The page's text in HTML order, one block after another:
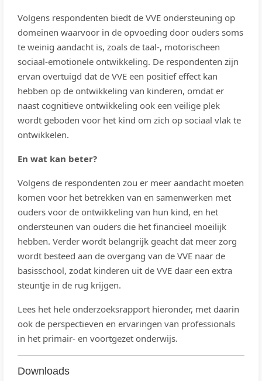
Volgens respondenten biedt de VVE ondersteuning op
domeinen waarvoor in de opvoeding door ouders soms
te weinig aandacht is, zoals de taal-, motorischeen
sociaal-emotionele ontwikkeling. De respondenten zijn
ervan overtuigd dat de VVE een positief effect kan
hebben op de ontwikkeling van kinderen, omdat er
naast cognitieve ontwikkeling ook een veilige plek
wordt geboden voor het kind om zich op sociaal vlak te
ontwikkelen.
En wat kan beter?
Volgens de respondenten zou er meer aandacht moeten
komen voor het betrekken van en samenwerken met
ouders voor de ontwikkeling van hun kind, en het
ondersteunen van ouders die het financieel moeilijk
hebben. Verder wordt belangrijk geacht dat meer zorg
wordt besteed aan de overgang van de VVE naar de
basisschool, zodat kinderen uit de VVE daar een extra
steuntje in de rug krijgen.
Lees het hele onderzoeksrapport hieronder, met daarin
ook de perspectieven en ervaringen van professionals
in het primair- en voortgezet onderwijs.
Downloads